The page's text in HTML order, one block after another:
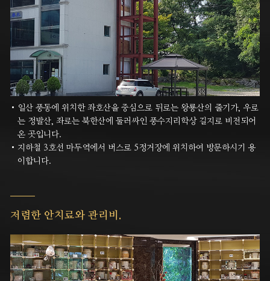
일산 풍동에 위치한 좌호산을 중심으로 뒤로는 왕룡산의 줄기가, 우로
는 정발산, 좌로는 북한산에 둘러싸인 풍수지리학상길지로 비전되어
온 곳입니다.
지하철 3호선 마두역에서 버스로 5정거장에 위치하여 방문하시기 용
이합니다.
저렴한 안치료와 관리비.